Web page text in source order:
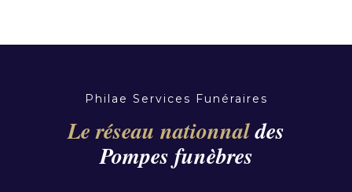
Philae Services Funéraires
Le réseau nationnaldes
Pompes funèbres